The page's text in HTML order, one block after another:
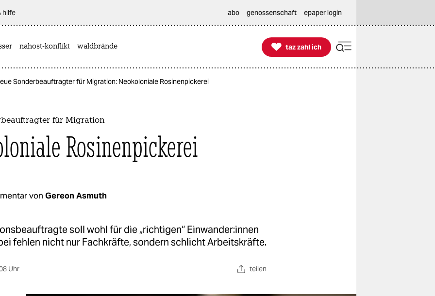
hilfe abo genossenschaft epaper login
nahost-konflikt waldbrände 
taz zahl ich
taz zahl ich
Sonderbeauftragter für Migration: Neokoloniale Rosinenpickerei
für Migration
Rosinenpickerei
von Gereon Asmuth
soll wohl für die „richtigen“ Ein­wan­de­r:in­nen
fehlen nicht nur Fachkräfte, sondern schlicht Arbeitskräfte.
Uhr teilen